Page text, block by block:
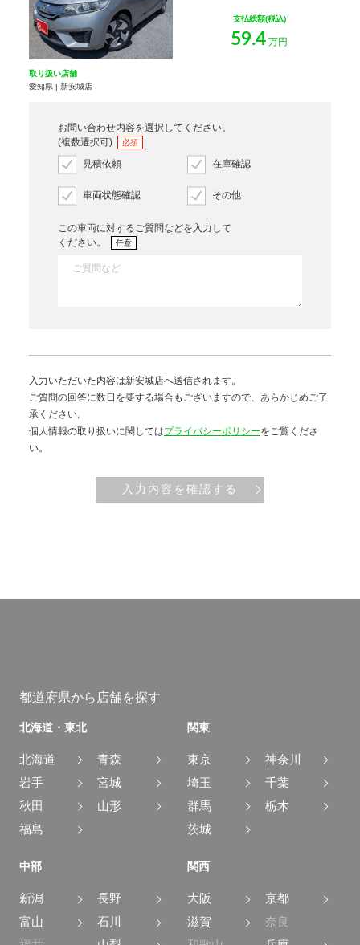
支払総額(税込)
59.4 万円
取り扱い店舗
愛知県 | 新安城店
お問い合わせ内容を選択してください。
(複数選択可)
必須
見積依頼 在庫確認
車両状態確認 その他
この車両に対するご質問などを入力して
ください。
任意
入力いただいた内容は新安城店へ送信されます。
ご質問の回答に数日を要する場合もございますので、あらかじめご了
承ください。
個人情報の取り扱いに関してはプライバシーポリシーをご覧くださ
い。
入力内容を確認する
都道府県から店舗を探す
北海道・東北
北海道
青森
岩手
宮城
秋田
山形
福島
関東
東京
神奈川
埼玉
千葉
群馬
栃木
茨城
中部
新潟
長野
富山
石川
関西
大阪
京都
滋賀
奈良